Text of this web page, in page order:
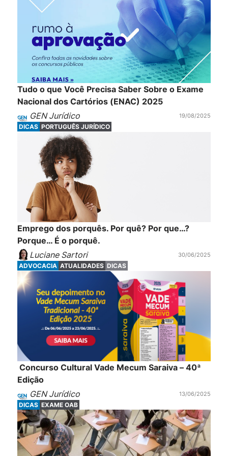
Tudo o que Você Precisa Saber Sobre o Exame
Nacional dos Cartórios (ENAC) 2025
GEN Jurídico
19/08/2025
DICAS PORTUGUÊS JURÍDICO
Emprego dos porquês. Por quê? Por que…?
Porque… É o porquê.
Luciane Sartori
30/06/2025
ADVOCACIA ATUALIDADES DICAS
Concurso Cultural Vade Mecum Saraiva – 40ª
Edição
GEN Jurídico
13/06/2025
DICAS EXAME OAB